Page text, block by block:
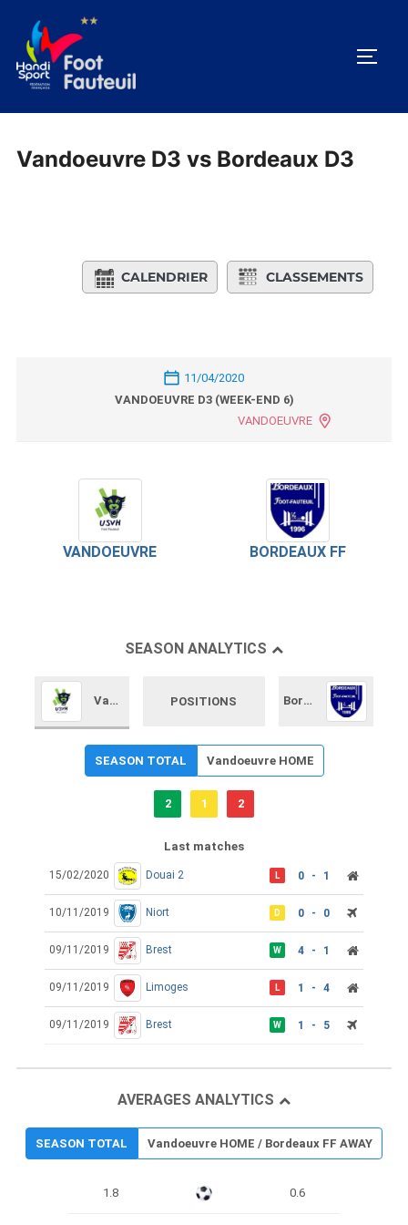
contenu
Vandoeuvre D3 vs Bordeaux D3
CALENDRIER CLASSEMENTS
11/04/2020
VANDOEUVRE D3 (WEEK-END 6)
VANDOEUVRE
VANDOEUVRE BORDEAUX FF
SEASON ANALYTICS
Vandoeuvre POSITIONS Bordeaux FF
SEASON TOTAL Vandoeuvre HOME
2 1 2
Last matches
15/02/2020 Douai 2 L 0 - 1
10/11/2019 Niort D 0 - 0
09/11/2019 Brest W 4 - 1
09/11/2019 Limoges L 1 - 4
09/11/2019 Brest W 1 - 5
AVERAGES ANALYTICS
SEASON TOTAL Vandoeuvre HOME / Bordeaux FF AWAY
1.8 0.6